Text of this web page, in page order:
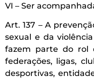
VI – Ser
Art. 137 – A
sexual e da
fazem parte do rol
federações, ligas,
desportivas,